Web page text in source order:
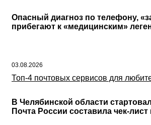
Опасный диагноз по телефону,
прибегают к «медицинским»
03.08.2026
Топ-4 почтовых сервисов для
В Челябинской области
Почта России составила чек-